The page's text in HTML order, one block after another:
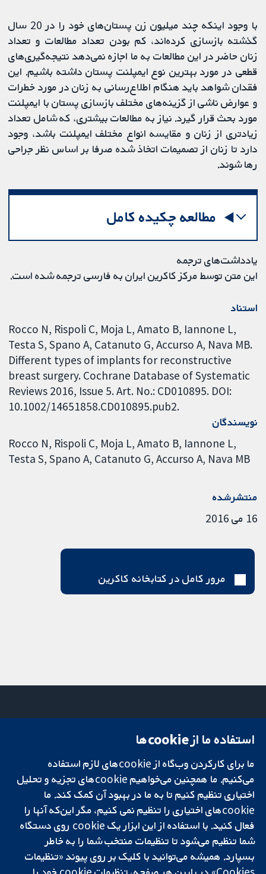
با وجود اینکه چند میلیون زن پستان‌های خود را در 20 سال
گذشته بازسازی کرده‌اند، کم بودن تعداد مطالعات و تعداد
زنان حاضر در این مطالعات به ما اجازه نمی‌دهد نتیجه‌گیری‌های
قطعی در مورد بهترین نوع ایمپلنت پستان داشته باشیم. این
فقدان شواهد باید هنگام اطلاع‌رسانی به زنان در مورد خطرات
و عوارض ناشی از گزینه‌های مختلف بازسازی پستان با ایمپلنت
مورد بحث قرار گیرد. نیاز به مطالعات بیشتری، که شامل تعداد
زیادتری از زنان و مقایسه انواع مختلف ایمپلنت باشد، وجود
دارد تا زنان از تصمیمات اتخاذ شده صرفا بر اساس نظر جراحی
رها شوند.
مطالعه چکیده کامل
یادداشت‌های ترجمه
این متن توسط مرکز کاکرین ایران به فارسی ترجمه شده است.
استناد
Rocco N, Rispoli C, Moja L, Amato B, Iannone L,
Testa S, Spano A, Catanuto G, Accurso A, Nava MB.
Different types of implants for reconstructive
breast surgery. Cochrane Database of Systematic
Reviews 2016, Issue 5. Art. No.: CD010895. DOI:
10.1002/14651858.CD010895.pub2.
نویسندگان
Rocco N Rispoli C Moja L Amato B Iannone L
Testa S Spano A Catanuto G Accurso A Nava MB
منتشرشده
16 می 2016
مرور کامل در کتابخانه کاکرین
تحقیقات قابل
اعتماد.
تصمیم‌گیری آگاهانه.
سلامت بهتر.
میدان کاوندیش
لندن
W1G 0AN
بریتانیا
دفتر رسانه‌ای
درباره ما
فرصت‌های
شغلی
Cochrane
Library
استفاده ما از cookie‌ها
ما برای کارکردن وب‌گاه از cookie‌های لازم استفاده
می‌کنیم. ما همچنین می‌خواهیم cookie‌های تجزیه و تحلیل
اختیاری تنظیم کنیم تا به ما در بهبود آن کمک کند. ما
cookie‌های اختیاری را تنظیم نمی کنیم، مگر این‌که آنها را
فعال کنید. با استفاده از این ابزار یک cookie‌ روی دستگاه
شما تنظیم می‌شود تا تنظیمات منتخب شما را به خاطر
بسپارد. همیشه می‌توانید با کلیک بر روی پیوند «تنظیمات